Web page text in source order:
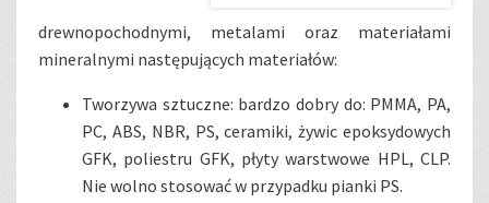
drewnopochodnymi, metalami oraz materiałami
mineralnymi następujących materiałów:
Tworzywa sztuczne: bardzo dobry do: PMMA, PA,
PC, ABS, NBR, PS, ceramiki, żywic epoksydowych
GFK, poliestru GFK, płyty warstwowe HPL, CLP.
Nie wolno stosować w przypadku pianki PS.